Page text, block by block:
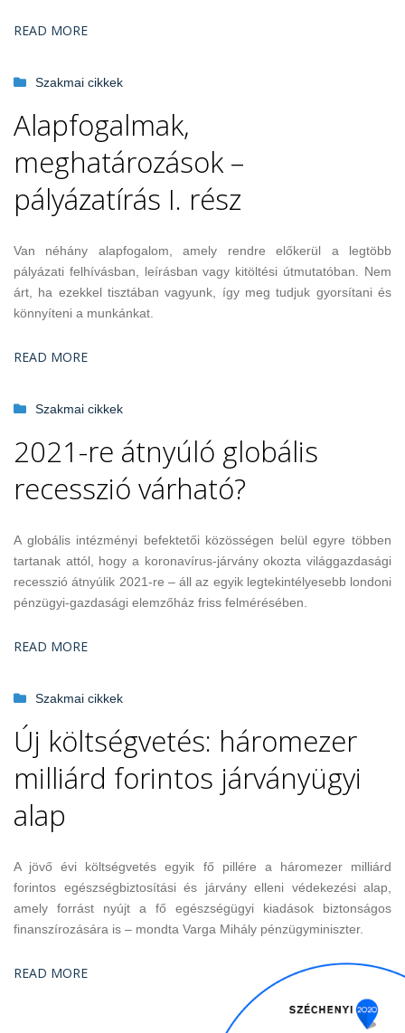
READ MORE
Szakmai cikkek
Alapfogalmak,
meghatározások –
pályázatírás I. rész
Van néhány alapfogalom, amely rendre előkerül a legtöbb
pályázati felhívásban, leírásban vagy kitöltési útmutatóban. Nem
árt, ha ezekkel tisztában vagyunk, így meg tudjuk gyorsítani és
könnyíteni a munkánkat.
READ MORE
Szakmai cikkek
2021-re átnyúló globális
recesszió várható?
A globális intézményi befektetői közösségen belül egyre többen
tartanak attól, hogy a koronavírus-járvány okozta világgazdasági
recesszió átnyúlik 2021-re – áll az egyik legtekintélyesebb londoni
pénzügyi-gazdasági elemzőház friss felmérésében.
READ MORE
Szakmai cikkek
Új költségvetés: háromezer
milliárd forintos járványügyi
alap
A jövő évi költségvetés egyik fő pillére a háromezer milliárd
forintos egészségbiztosítási és járvány elleni védekezési alap,
amely forrást nyújt a fő egészségügyi kiadások biztonságos
finanszírozására is – mondta Varga Mihály pénzügyminiszter.
READ MORE